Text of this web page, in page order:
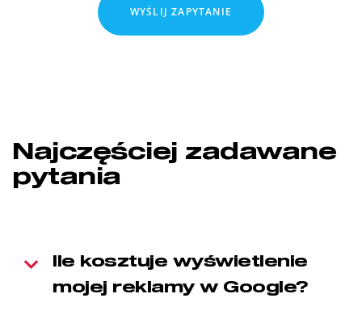
WYŚLIJ ZAPYTANIE
Najczęściej zadawane
pytania
Ile kosztuje wyświetlenie
mojej reklamy w Google?